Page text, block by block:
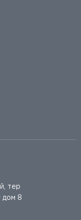
тер
дом 8